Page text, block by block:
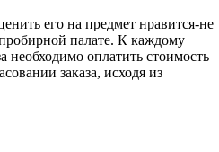
его на предмет нравится-не
палате. К каждому
необходимо оплатить стоимость
заказа, исходя из